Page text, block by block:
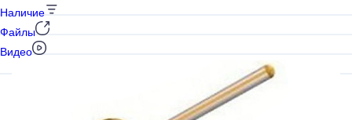
Наличие
Файлы
Видео